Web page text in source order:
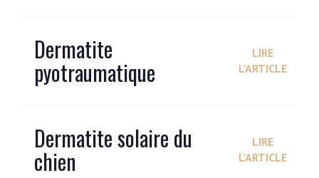
Dermatite
pyotraumatique
LIRE
L'ARTICLE
Dermatite solaire du
chien
LIRE
L'ARTICLE